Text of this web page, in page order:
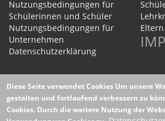
Nutzungsbedingungen für
Schülerinnen und Schüler
Nutzungsbedingungen für
Unternehmen
Datenschutzerklärung
Eltern
WEITERES
Datenschutzerklärung
Diese Seite verwendet Cookies Um unsere
gestalten und fortlaufend verbessern zu
Cookies. Durch die weitere Nutzung der